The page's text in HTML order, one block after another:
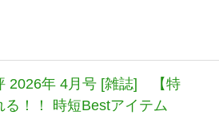
2026年 4月号 [雑誌] 【特
る！！ 時短Bestアイテム